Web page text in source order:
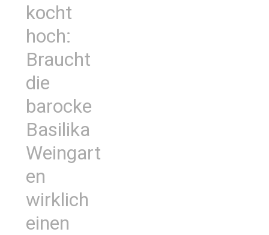
kocht
hoch:
Braucht
die
barocke
Basilika
Weingart
en
wirklich
einen